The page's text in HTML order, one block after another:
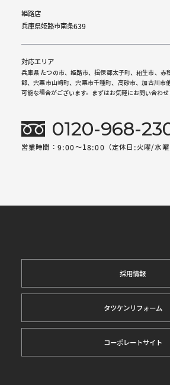
姫路店
兵庫県姫路市南条639
対応エリア
兵庫県 たつの市、姫路市、揖保郡太子町、相生市、赤
郡、宍粟市山崎町、宍粟市千種町、高砂市、加古川市
可能な場合がございます。まずはお気軽にお問い合わせ
0120-968-
営業時間：9:00～18:00（定休日:火曜/水曜
採用情報
タツケンリフォーム
コーポレートサイト